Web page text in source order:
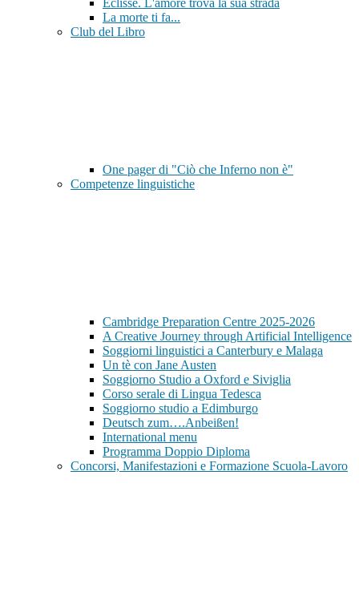
Eclisse. L'amore trova la sua strada
La morte ti fa...
Club del Libro
One pager di "Ciò che Inferno non è"
Competenze linguistiche
Cambridge Preparation Centre 2025-2026
A Creative Journey through Artificial Intelligence
Soggiorni linguistici a Canterbury e Malaga
Un tè con Jane Austen
Soggiorno Studio a Oxford e Siviglia
Corso serale di Lingua Tedesca
Soggiorno studio a Edimburgo
Deutsch zum….Anbeißen!
International menu
Programma Doppio Diploma
Concorsi, Manifestazioni e Formazione Scuola-Lavoro